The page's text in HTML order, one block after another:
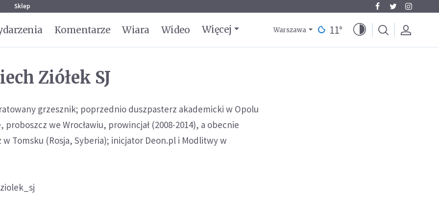
Sklep
Komentarze Wiara Wideo Więcej Warszawa 11°
Ziółek SJ
grzesznik; poprzednio duszpasterz akademicki w Opolu
proboszcz we Wrocławiu, prowincjał (2008-2014), a obecnie
w Tomsku (Rosja, Syberia); inicjator Deon.pl i Modlitwy w